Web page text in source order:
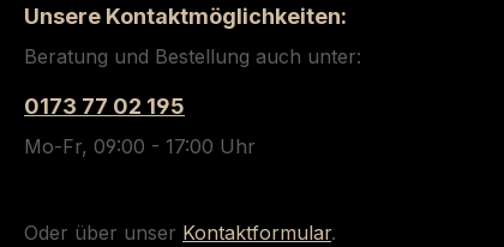
Unsere Kontaktmöglichkeiten:
Beratung und Bestellung auch unter:
0173 77 02 195
Mo-Fr, 09:00 - 17:00 Uhr
Oder über unser Kontaktformular.